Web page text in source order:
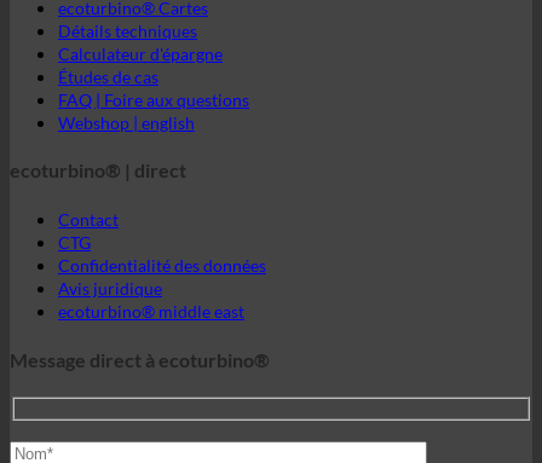
ecoturbino® | direct
Contact
CTG
Confidentialité des données
ecoturbino® middle east
Message direct à ecoturbino®